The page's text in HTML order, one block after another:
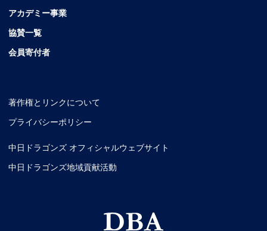
アカデミー事業
協賛一覧
会員寄付者
著作権とリンクについて
プライバシーポリシー
中日ドラゴンズ オフィシャルウェブサイト
中日ドラゴンズ地域貢献活動